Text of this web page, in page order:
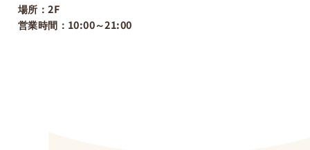
場所：2F
営業時間：10:00～21:00